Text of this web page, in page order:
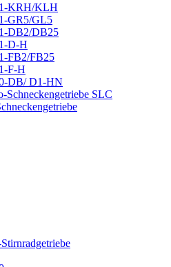
KRH/KLH
GR5/GL5
DB2/DB25
D-H
FB2/FB25
F-H
DB/ D1-HN
Schneckengetriebe SLC